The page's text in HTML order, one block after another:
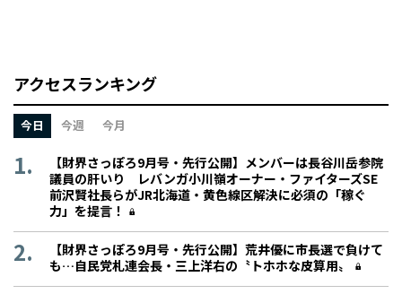
アクセスランキング
今日 今週 今月
【財界さっぽろ9月号・先行公開】メンバーは長谷川岳参院
議員の肝いり レバンガ小川嶺オーナー・ファイターズSE
前沢賢社長らがJR北海道・黄色線区解決に必須の「稼ぐ
力」を提言！
【財界さっぽろ9月号・先行公開】荒井優に市長選で負けて
も…自民党札連会長・三上洋右の〝トホホな皮算用〟